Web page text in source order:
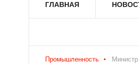
ГЛАВНАЯ
Промышленность